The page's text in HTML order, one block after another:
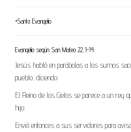
+Santo Evangelio
Evangelio según San Mateo 22,1-14.
Jesús habló en parábolas a los sumos
pueblo, diciendo:
El Reino de los Cielos se parece a un rey
hijo.
Envió entonces a sus servidores para